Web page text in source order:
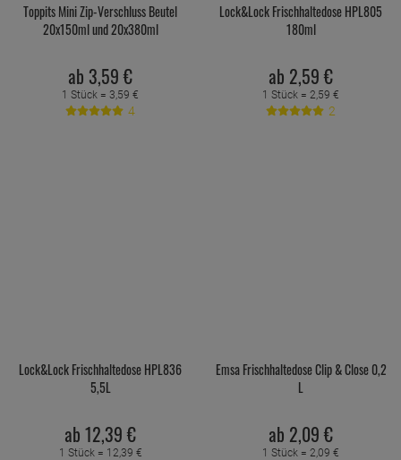
Toppits Mini Zip-Verschluss Beutel
20x150ml und 20x380ml
ab 3,59 €
1 Stück = 3,59 €
4
Lock&Lock Frischhaltedose HPL805
180ml
ab 2,59 €
1 Stück = 2,59 €
2
Lock&Lock Frischhaltedose HPL836
5,5L
ab 12,39 €
1 Stück = 12,39 €
Emsa Frischhaltedose Clip & Close 0,2
L
ab 2,09 €
1 Stück = 2,09 €